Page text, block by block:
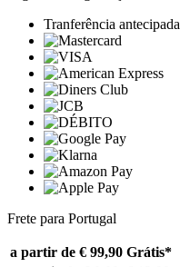
Tranferência antecipada
Frete para Portugal
a partir de € 99,90 Grátis*